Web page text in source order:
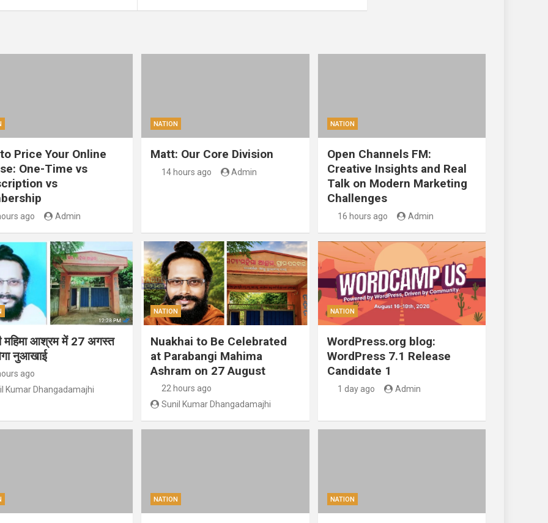
Price Your Online
One-Time vs
vs
ago Admin
NATION
Matt: Our Core Division
14 hours ago Admin
NATION
Open Channels FM:
Creative Insights and Real
Talk on Modern Marketing
Challenges
16 hours ago Admin
महिमा आश्रम में 27 अगस्त
नुआखाई
ago
Kumar Dhangadamajhi
NATION
Nuakhai to Be Celebrated
at Parabangi Mahima
Ashram on 27 August
22 hours ago
Sunil Kumar Dhangadamajhi
NATION
WordPress.org blog:
WordPress 7.1 Release
Candidate 1
1 day ago Admin
NATION NATION